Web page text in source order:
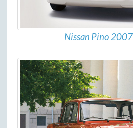
Nissan Pino